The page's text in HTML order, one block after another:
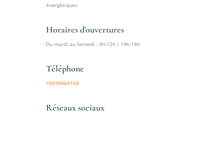
énergétiques
Horaires d'ouvertures
Du mardi au Samedi : 9h-12h / 14h-18h
Téléphone
+0698464158
Réseaux sociaux